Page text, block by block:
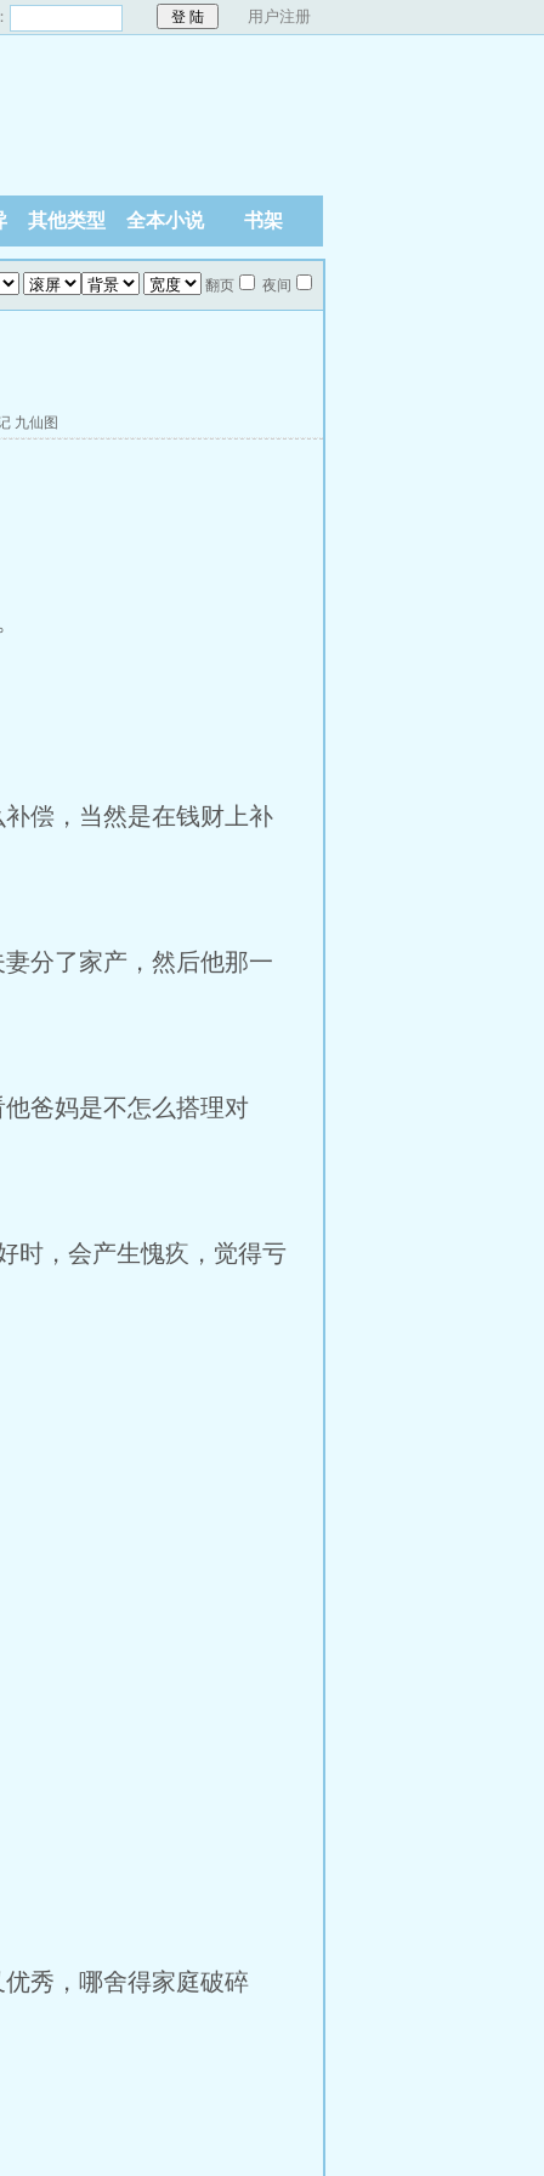
用户注册
其他类型 全本小说 书架
翻页 夜间
九仙图
偿，当然是在钱财上补
分了家产，然后他那一
爸妈是不怎么搭理对
时，会产生愧疚，觉得亏
秀，哪舍得家庭破碎